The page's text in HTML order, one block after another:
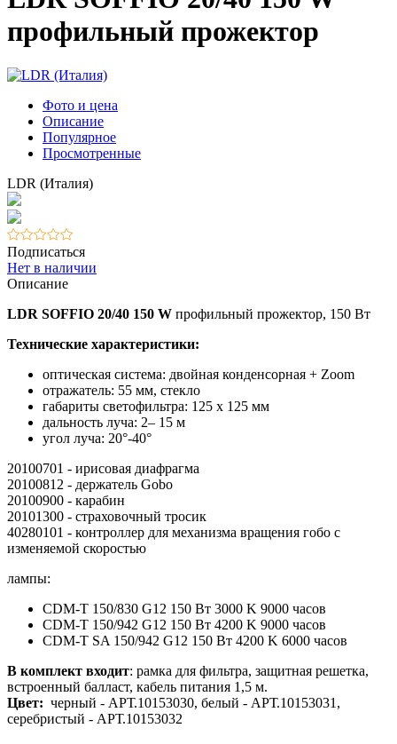
профильный прожектор
Фото и цена
Описание
Популярное
Просмотренные
LDR (Италия)
Подписаться
Нет в наличии
Описание
LDR SOFFIO 20/40 150 W профильный прожектор, 150 Вт
Технические характеристики:
оптическая система: двойная конденсорная + Zoom
отражатель: 55 мм, стекло
габариты светофильтра: 125 x 125 мм
дальность луча: 2– 15 м
угол луча: 20°-40°
20100701 - ирисовая диафрагма
20100812 - держатель Gobo
20100900 - карабин
20101300 - страховочный тросик
40280101 - контроллер для механизма вращения гобо с
изменяемой скоростью
лампы:
CDM-T 150/830 G12 150 Вт 3000 K 9000 часов
CDM-T 150/942 G12 150 Вт 4200 K 9000 часов
CDM-T SA 150/942 G12 150 Вт 4200 K 6000 часов
В комплект входит: рамка для фильтра, защитная решетка,
встроенный балласт, кабель питания 1,5 м.
Цвет: черный - АРТ.10153030, белый - АРТ.10153031,
серебристый - АРТ.10153032